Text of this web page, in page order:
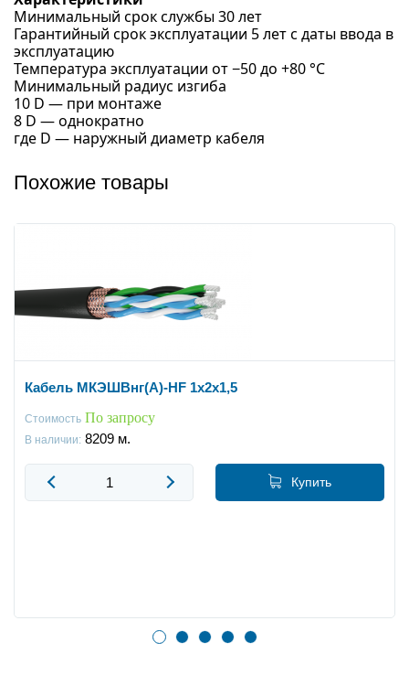
Минимальный срок службы 30 лет
Гарантийный срок эксплуатации 5 лет с даты ввода в
эксплуатацию
Температура эксплуатации от −50 до +80 °С
Минимальный радиус изгиба
10 D — при монтаже
8 D — однократно
где D — наружный диаметр кабеля
Похожие товары
Кабель МКЭШВнг(А)-HF 1х2х1,5
Стоимость По запросу
В наличии: 8209 м.
Купить